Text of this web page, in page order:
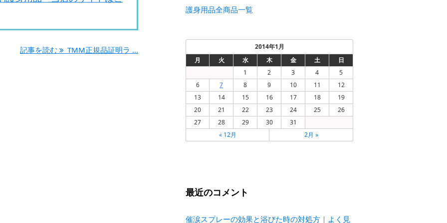
記事を読む TMM正規品証明ラ ...
護身用品全商品一覧
2014年1月
月
火 水 木 金 土
日
1
2 3 4
5
6
7 8 9 10 11
12
13
14 15 16 17 18
19
20
21 22 23 24 25
26
27
28 29 30
31
« 12月
2月 »
最近のコメント
催涙スプレーの効果と浴びた時の対処方｜よく見